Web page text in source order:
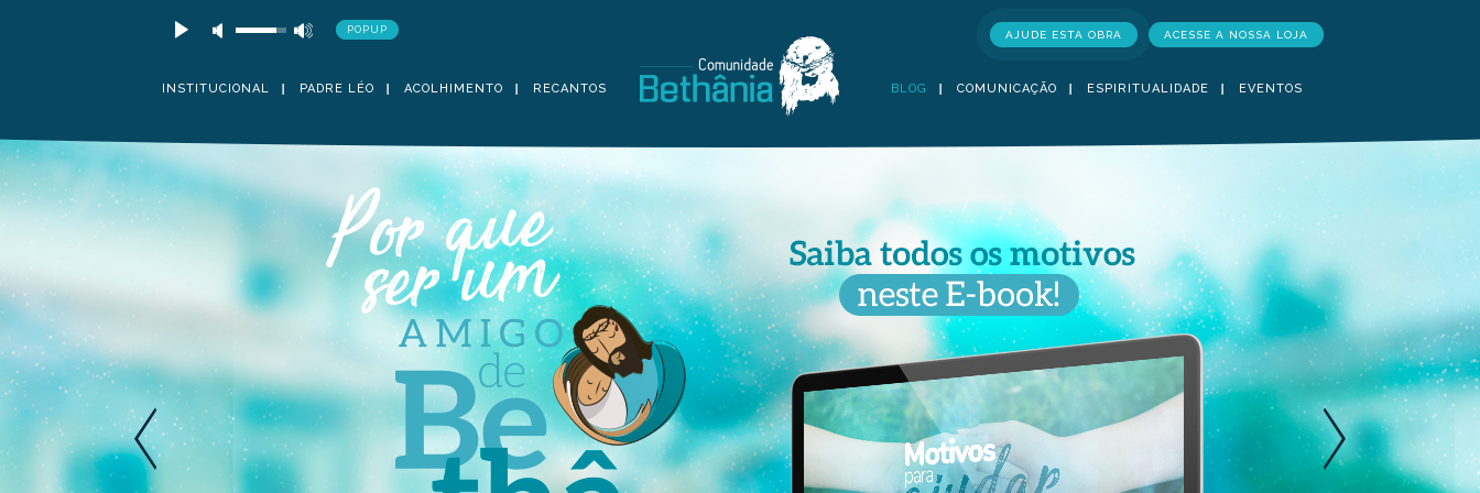
POPUP AJUDE ESTA OBRA ACESSE A NOSSA LOJA
INSTITUCIONAL PADRE LÉO ACOLHIMENTO RECANTOS BLOG COMUNICAÇÃO ESPIRITUALIDADE EVENTOS